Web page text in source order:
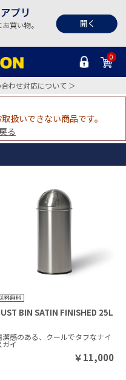
0
わせ対応について ＞
扱いできない商品です。
る
BIN SATIN FINISHED 25L
潔感のある、クールでタフなナイ
ガイ
￥11,000